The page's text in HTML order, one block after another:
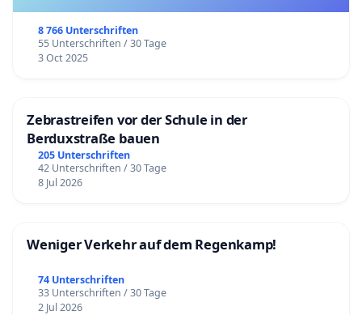
8 766 Unterschriften
55 Unterschriften / 30 Tage
3 Oct 2025
Zebrastreifen vor der Schule in der
Berduxstraße bauen
205 Unterschriften
42 Unterschriften / 30 Tage
8 Jul 2026
Weniger Verkehr auf dem Regenkamp!
74 Unterschriften
33 Unterschriften / 30 Tage
2 Jul 2026